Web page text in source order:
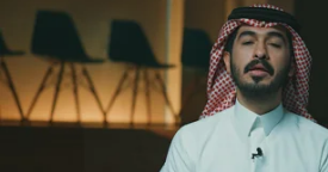
والذكاء الاصطناعي